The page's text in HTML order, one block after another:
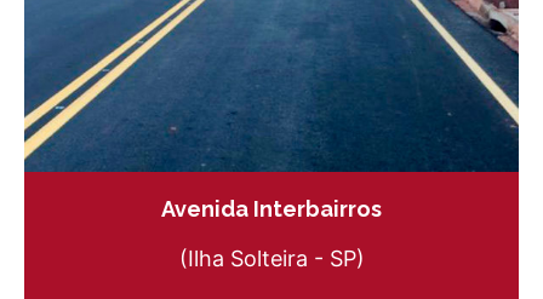
Avenida Interbairros
(Ilha Solteira - SP)